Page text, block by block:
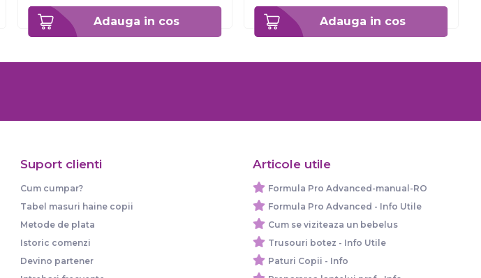
Adauga in cos Adauga in cos
Suport clienti
Cum cumpar?
Tabel masuri haine copii
Metode de plata
Istoric comenzi
Devino partener
Articole utile
Formula Pro Advanced-manual-RO
Formula Pro Advanced - Info Utile
Cum se viziteaza un bebelus
Trusouri botez - Info Utile
Paturi Copii - Info